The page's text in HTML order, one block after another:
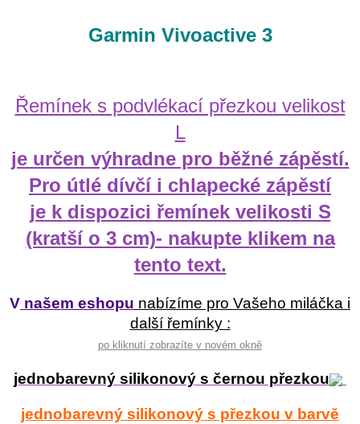
Garmin Vivoactive 3
Řemínek s podvlékací přezkou velikost
L
je určen výhradne pro běžné zápěstí.
Pro útlé dívčí i chlapecké zápěstí
je k dispozici řemínek velikosti S
(kratší o 3 cm)- nakupte klikem na
tento text.
V našem eshopu nabízíme pro Vašeho miláčka i
další řemínky :
po kliknutí zobrazíte v novém okně
jednobarevný silikonový s černou přezkou
jednobarevný silikonový s přezkou v barvě